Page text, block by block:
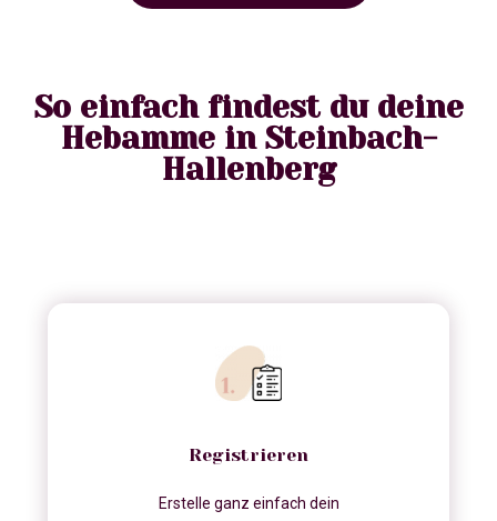
So einfach findest du deine
Hebamme in Steinbach-
Hallenberg
Registrieren
Erstelle ganz einfach dein